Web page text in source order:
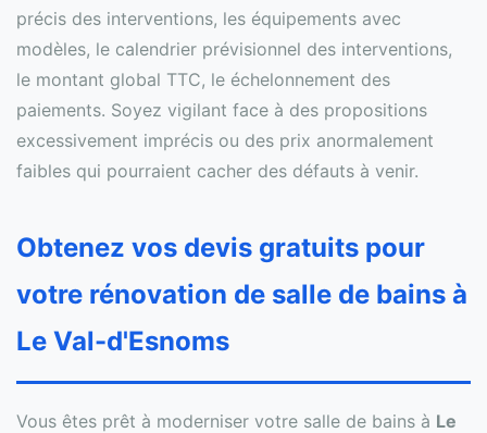
précis des interventions, les équipements avec
modèles, le calendrier prévisionnel des interventions,
le montant global TTC, le échelonnement des
paiements. Soyez vigilant face à des propositions
excessivement imprécis ou des prix anormalement
faibles qui pourraient cacher des défauts à venir.
Obtenez vos devis gratuits pour
votre rénovation de salle de bains à
Le Val-d'Esnoms
Vous êtes prêt à moderniser votre salle de bains à Le